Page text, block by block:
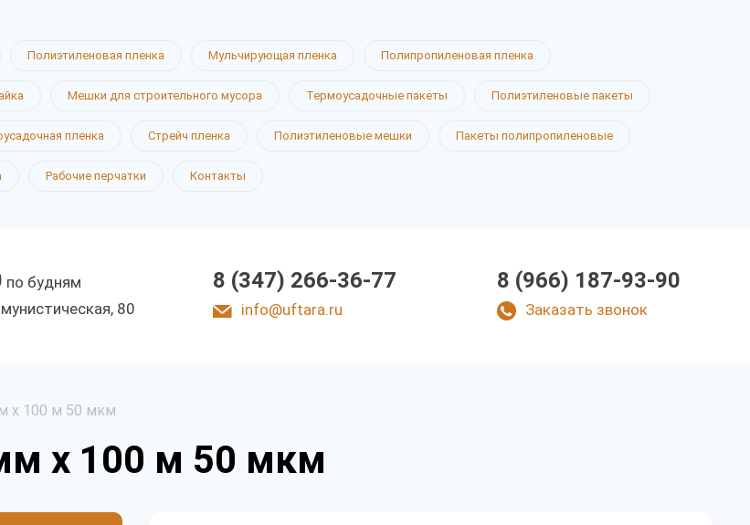
Полиэтиленовая пленка Мульчирующая пленка Полипропиленовая пленка
Мешки для строительного мусора Термоусадочные пакеты Полиэтиленовые пакеты
пленка Стрейч пленка Полиэтиленовые мешки Пакеты полипропиленовые
Рабочие перчатки Контакты
по будням
80
8 (347) 266-36-77
info@uftara.ru
8 (966) 187-93-90
Заказать звонок
х 100 м 50 мкм
х 100 м 50 мкм